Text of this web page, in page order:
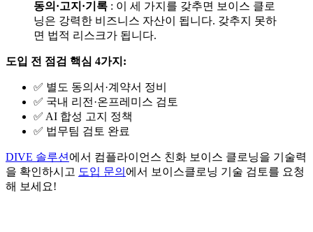
동의·고지·기록 : 이 세 가지를 갖추면 보이스 클로
닝은 강력한 비즈니스 자산이 됩니다. 갖추지 못하
면 법적 리스크가 됩니다.
도입 전 점검 핵심 4가지:
✅ 별도 동의서·계약서 정비
✅ 국내 리전·온프레미스 검토
✅ AI 합성 고지 정책
✅ 법무팀 검토 완료
DIVE 솔루션 에서 컴플라이언스 친화 보이스 클로닝을 기술력
을 확인하시고 도입 문의 에서 보이스클로닝 기술 검토를 요청
해 보세요!